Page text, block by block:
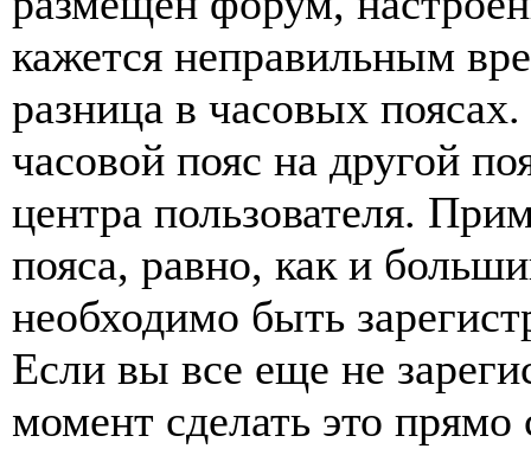
кажется неправильным
разница в часовых
часовой пояс на другой
центра пользователя.
пояса, равно, как и
необходимо быть
Если вы все еще не
момент сделать это прямо